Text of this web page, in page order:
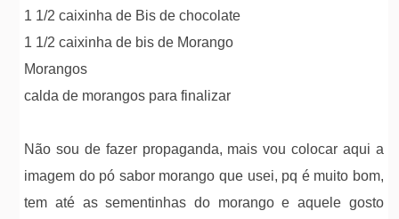
1 1/2 caixinha de Bis de chocolate
1 1/2 caixinha de bis de Morango
Morangos
calda de morangos para finalizar
Não sou de fazer propaganda, mais vou colocar aqui a
imagem do pó sabor morango que usei, pq é muito bom,
tem até as sementinhas do morango e aquele gosto